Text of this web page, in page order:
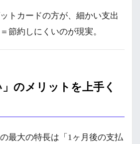
トカードの方が、細かい支出
節約しにくいのが現実。
のメリットを上手く
最大の特長は「1ヶ月後の支払